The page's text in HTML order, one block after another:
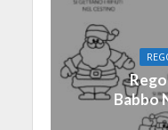
Babbo